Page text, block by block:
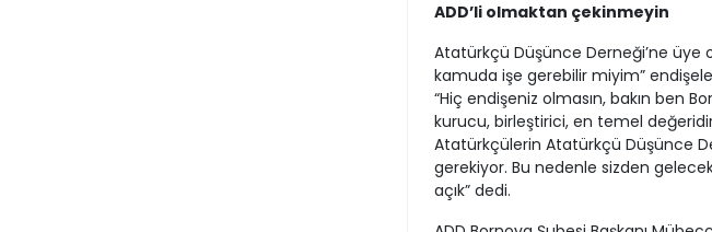
ADD’li olmaktan çekinmeyin
Atatürkçü Düşünce Derneği’ne üye
kamuda işe gerebilir miyim”
“Hiç endişeniz olmasın, bakın ben
kurucu, birleştirici, en temel
Atatürkçülerin Atatürkçü Düşünce
gerekiyor. Bu nedenle sizden
açık” dedi.